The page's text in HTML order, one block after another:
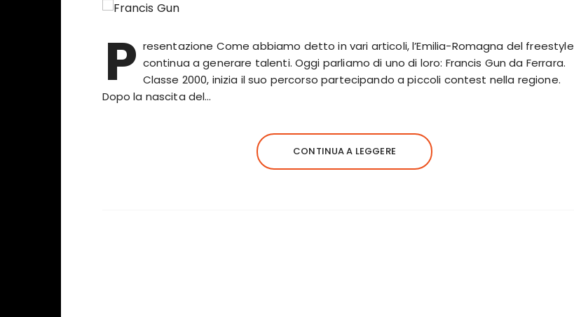
P resentazione Come abbiamo detto in vari articoli, l’Emilia-Romagna del freestyle
continua a generare talenti. Oggi parliamo di uno di loro: Francis Gun da Ferrara.
Classe 2000, inizia il suo percorso partecipando a piccoli contest nella regione.
Dopo la nascita del…
CONTINUA A LEGGERE